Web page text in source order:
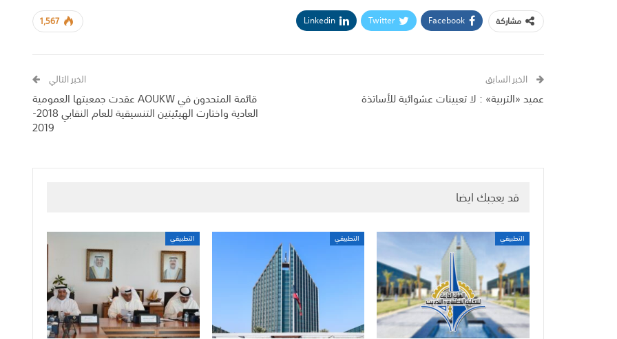
1,567 مشاركة Facebook
Twitter
Linkedin
الخبر السابق
عميد «التربية» : لا تعيينات عشوائية للأساتذة
الخبر التالي
قائمة المتحدون في AOUKW عقدت جمعيتها العمومية
العادية واختارت الهيئيتين التنسيقية للعام النقابي 2018-
2019
قد يعجبك ايضا
التطبيقي التطبيقي التطبيقي